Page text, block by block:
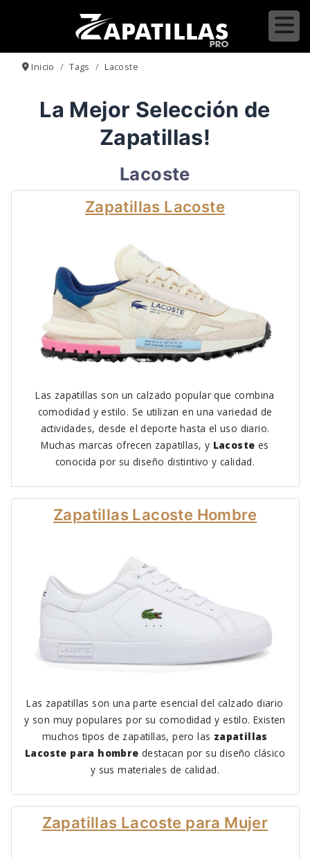
Inicio Tags Lacoste
La Mejor Selección de
Zapatillas!
Lacoste
Zapatillas Lacoste
Las zapatillas son un calzado popular que combina
comodidad y estilo. Se utilizan en una variedad de
actividades, desde el deporte hasta el uso diario.
Muchas marcas ofrecen zapatillas, y Lacoste es
conocida por su diseño distintivo y calidad.
Zapatillas Lacoste Hombre
Las zapatillas son una parte esencial del calzado diario
y son muy populares por su comodidad y estilo. Existen
muchos tipos de zapatillas, pero las zapatillas
Lacoste para hombre destacan por su diseño clásico
y sus materiales de calidad.
Zapatillas Lacoste para Mujer